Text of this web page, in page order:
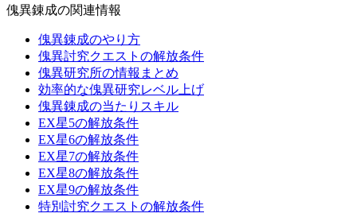
傀異錬成の関連情報
傀異錬成のやり方
傀異討究クエストの解放条件
傀異研究所の情報まとめ
効率的な傀異研究レベル上げ
傀異錬成の当たりスキル
EX星5の解放条件
EX星6の解放条件
EX星7の解放条件
EX星8の解放条件
EX星9の解放条件
特別討究クエストの解放条件